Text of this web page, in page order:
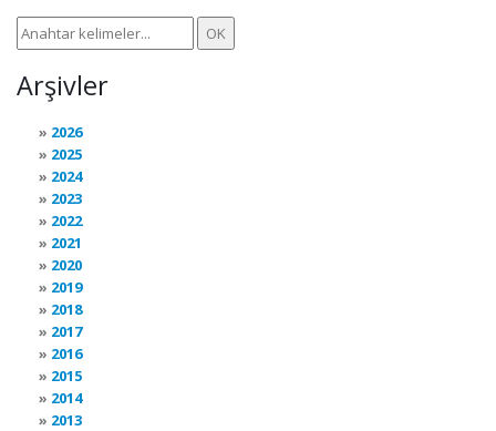
Arşivler
2026
2025
2024
2023
2022
2021
2020
2019
2018
2017
2016
2015
2014
2013